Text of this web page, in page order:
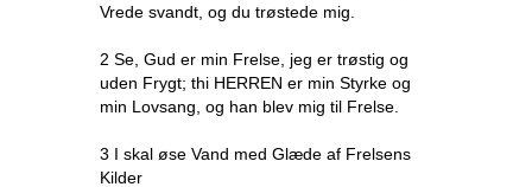
Vrede svandt, og du trøstede mig.
2 Se, Gud er min Frelse, jeg er trøstig og
uden Frygt; thi HERREN er min Styrke og
min Lovsang, og han blev mig til Frelse.
3 I skal øse Vand med Glæde af Frelsens
Kilder